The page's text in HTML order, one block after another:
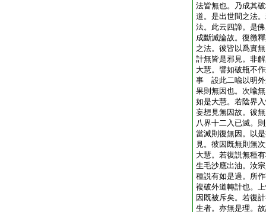
法皆無也。乃成其
道。是出世間之法
法。此云四諦。是
成斷滅論故。復徴
之法。彼皆以爲實
計無皆是邪見。非
大慧。譬如破瓶不
事 設此二喩以明外
果則無因也。次喩
如是大慧。若陰界
妄想見無因故。彼
八界十二入已滅。
當滅則復無因。以
見。彼因既無則無
大慧。若復説無種
生毛沙應出油。汝
種説有如是過。所
複破外道轉計也。
因既被斥矣。若復
生者。亦無是理。